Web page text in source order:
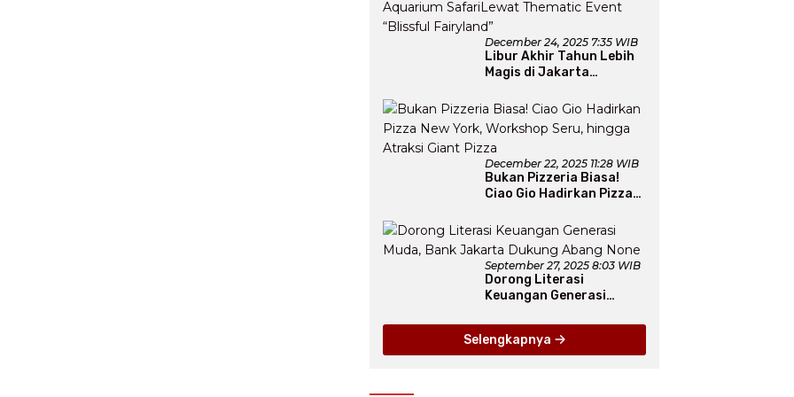
December 24, 2025 7:35 WIB
Libur Akhir Tahun Lebih
Magis di Jakarta
Thematic Event “Blissful
Fairyland”
December 22, 2025 11:28 WIB
Bukan Pizzeria Biasa!
Ciao Gio Hadirkan Pizza
Seru, hingga Atraksi
Giant Pizza
September 27, 2025 8:03 WIB
Dorong Literasi
Keuangan Generasi
Dukung Abang None
Selengkapnya